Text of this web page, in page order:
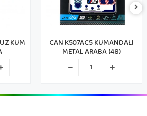
KUM CAN K507AC5 KUMANDALI
METAL ARABA (48)